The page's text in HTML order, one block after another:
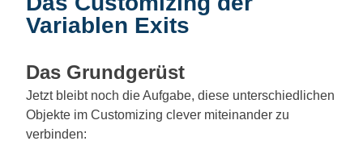
Variablen Exits
Das Grundgerüst
Jetzt bleibt noch die Aufgabe, diese unterschiedlichen
Objekte im Customizing clever miteinander zu
verbinden: